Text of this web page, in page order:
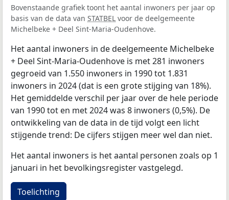
Bovenstaande grafiek toont het aantal inwoners per jaar op
basis van de data van STATBEL voor de deelgemeente
Michelbeke + Deel Sint-Maria-Oudenhove.
Het aantal inwoners in de deelgemeente Michelbeke
+ Deel Sint-Maria-Oudenhove is met 281 inwoners
gegroeid van 1.550 inwoners in 1990 tot 1.831
inwoners in 2024 (dat is een grote stijging van 18%).
Het gemiddelde verschil per jaar over de hele periode
van 1990 tot en met 2024 was 8 inwoners (0,5%). De
ontwikkeling van de data in de tijd volgt een licht
stijgende trend: De cijfers stijgen meer wel dan niet.
Het aantal inwoners is het aantal personen zoals op 1
januari in het bevolkingsregister vastgelegd.
Toelichting